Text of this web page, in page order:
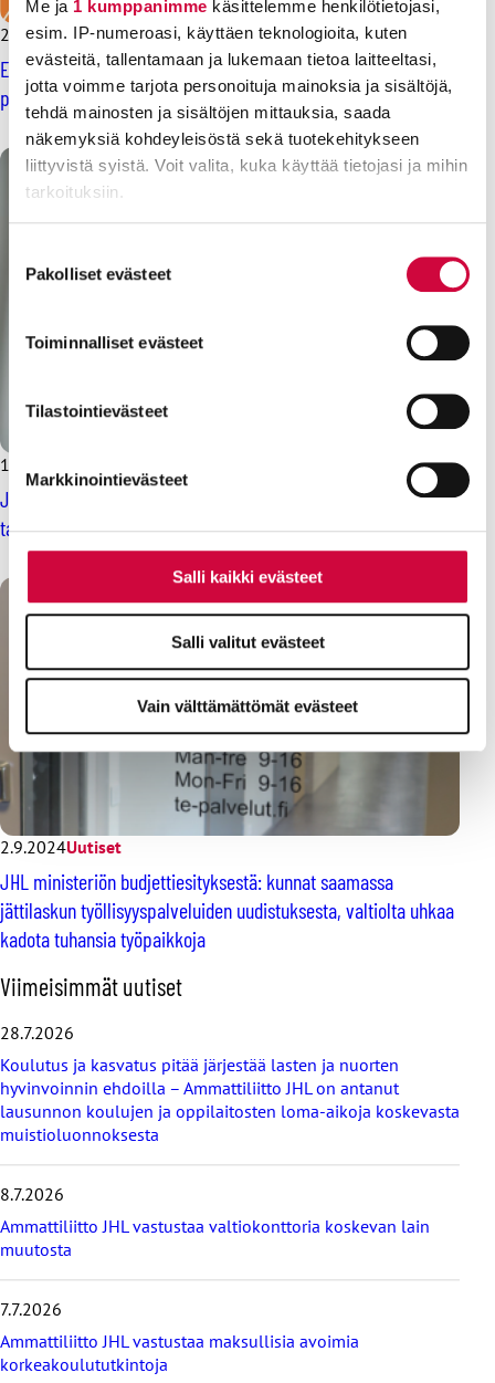
Me ja 1 kumppanimme käsittelemme henkilötietojasi,
esim. IP-numeroasi, käyttäen teknologioita, kuten
evästeitä, tallentamaan ja lukemaan tietoa laitteeltasi,
jotta voimme tarjota personoituja mainoksia ja sisältöjä,
tehdä mainosten ja sisältöjen mittauksia, saada
näkemyksiä kohdeyleisöstä sekä tuotekehitykseen
liittyvistä syistä. Voit valita, kuka käyttää tietojasi ja mihin
tarkoituksiin.
voit määrittää asetuksesi
. Voit muuttaa
parantavia, ja osaa käytetään tilastointi- tai
valinta
Pakolliset evästeet
Toiminnalliset evästeet
Tilastointievästeet
Markkinointievästeet
Salli kaikki evästeet
Salli valitut evästeet
Vain välttämättömät evästeet
2.4.2025 Uutiset
Ennakkoäänestys on alkanut – kunta- ja aluevaaleissa
pelastetaan palvelut
13.2.2025
JHL: Hallitus aikoo vaarantaa Suomen turvallisuuden ja
talouden – hankintalain uudistaminen pitää pysäyttää
2.9.2024Uutiset
JHL ministeriön budjettiesityksestä: kunnat saamassa
jättilaskun työllisyyspalveluiden uudistuksesta, valtiolta uhkaa
kadota tuhansia työpaikkoja
O
h
i
a
v
i
i
i
s
i
ä
t
u
Viimeisimmät uutiset
28.7.2026
Koulutus ja kasvatus pitää järjestää lasten ja nuorten
hyvinvoinnin ehdoilla – Ammattiliitto JHL on antanut
lausunnon koulujen ja oppilaitosten loma-aikoja koskevasta
muistioluonnoksesta
8.7.2026
Ammattiliitto JHL vastustaa valtiokonttoria koskevan lain
muutosta
7.7.2026
Ammattiliitto JHL vastustaa maksullisia avoimia
korkeakoulututkintoja